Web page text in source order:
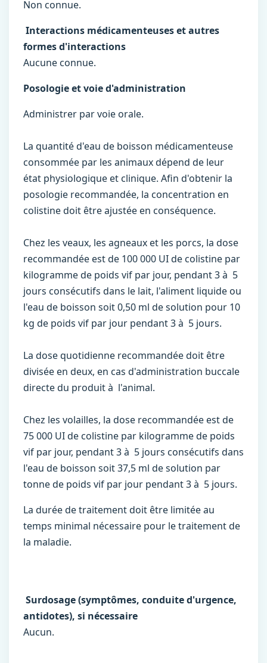
Non connue.
Interactions médicamenteuses et autres
formes d'interactions
Aucune connue.
Posologie et voie d'administration
Administrer par voie orale.
La quantité d'eau de boisson médicamenteuse
consommée par les animaux dépend de leur
état physiologique et clinique. Afin d'obtenir la
posologie recommandée, la concentration en
colistine doit être ajustée en conséquence.
Chez les veaux, les agneaux et les porcs, la dose
recommandée est de 100 000 UI de colistine par
kilogramme de poids vif par jour, pendant 3 à 5
jours consécutifs dans le lait, l'aliment liquide ou
l'eau de boisson soit 0,50 ml de solution pour 10
kg de poids vif par jour pendant 3 à 5 jours.
La dose quotidienne recommandée doit être
divisée en deux, en cas d'administration buccale
directe du produit à l'animal.
Chez les volailles, la dose recommandée est de
75 000 UI de colistine par kilogramme de poids
vif par jour, pendant 3 à 5 jours consécutifs dans
l'eau de boisson soit 37,5 ml de solution par
tonne de poids vif par jour pendant 3 à 5 jours.
La durée de traitement doit être limitée au
temps minimal nécessaire pour le traitement de
la maladie.
Surdosage (symptômes, conduite d'urgence,
antidotes), si nécessaire
Aucun.